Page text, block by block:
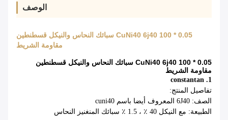
الوصف
0.05 * 100 CuNi40 6j40 سبائك النحاس والنيكل قسطنطين
مقاومة الشريط
0.05 * 100 CuNi40 6j40 سبائك النحاس والنيكل قسطنطين
مقاومة الشريط
1. constantan
تفاصيل المنتج:
الصف: 6J40 المعروف أيضا باسم cuni40
الطبيعة: مع النيكل 40 ٪ ، 1.5 ٪ سبائك المنغنيز النحاس